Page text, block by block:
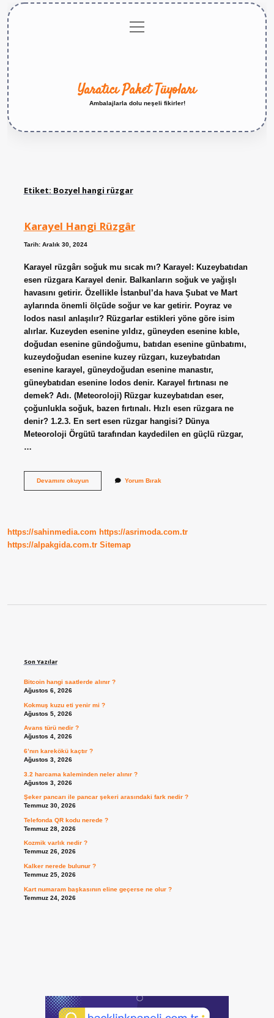
menüyü
aç
Yaratıcı Paket Tüyoları
Ambalajlarla dolu neşeli fikirler!
Etiket: Bozyel hangi rüzgar
Karayel Hangi Rüzgâr
Tarih: Aralık 30, 2024
Karayel rüzgârı soğuk mu sıcak mı? Karayel: Kuzeybatıdan
esen rüzgara Karayel denir. Balkanların soğuk ve yağışlı
havasını getirir. Özellikle İstanbul’da hava Şubat ve Mart
aylarında önemli ölçüde soğur ve kar getirir. Poyraz ve
lodos nasıl anlaşılır? Rüzgarlar estikleri yöne göre isim
alırlar. Kuzeyden esenine yıldız, güneyden esenine kıble,
doğudan esenine gündoğumu, batıdan esenine günbatımı,
kuzeydoğudan esenine kuzey rüzgarı, kuzeybatıdan
esenine karayel, güneydoğudan esenine manastır,
güneybatıdan esenine lodos denir. Karayel fırtınası ne
demek? Adı. (Meteoroloji) Rüzgar kuzeybatıdan eser,
çoğunlukla soğuk, bazen fırtınalı. Hızlı esen rüzgara ne
denir? 1.2.3. En sert esen rüzgar hangisi? Dünya
Meteoroloji Örgütü tarafından kaydedilen en güçlü rüzgar,
…
Devamını okuyunKarayel
Yorum Bırak
https://sahinmedia.com https://asrimoda.com.tr
https://alpakgida.com.tr Sitemap
Son Yazılar
Bitcoin hangi saatlerde alınır ?
Ağustos 6, 2026
Kokmuş kuzu eti yenir mi ?
Ağustos 5, 2026
Avans türü nedir ?
Ağustos 4, 2026
6’nın karekökü kaçtır ?
Ağustos 3, 2026
3.2 harcama kaleminden neler alınır ?
Ağustos 3, 2026
Şeker pancarı ile pancar şekeri arasındaki fark nedir ?
Temmuz 30, 2026
Telefonda QR kodu nerede ?
Temmuz 28, 2026
Kozmik varlık nedir ?
Temmuz 26, 2026
Kalker nerede bulunur ?
Temmuz 25, 2026
Kart numaram başkasının eline geçerse ne olur ?
Temmuz 24, 2026